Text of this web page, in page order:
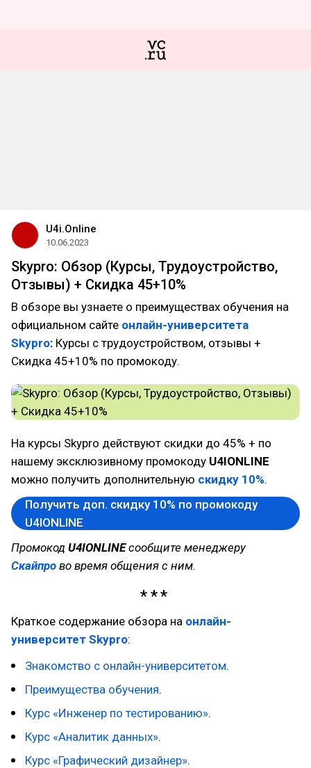
U4i.Online
10.06.2023
Skypro: Обзор (Курсы, Трудоустройство,
Отзывы) + Скидка 45+10%
В обзоре вы узнаете о преимуществах обучения на
официальном сайте онлайн-университета
Skypro: Курсы с трудоустройством, отзывы +
Скидка 45+10% по промокоду.
На курсы Skypro действуют скидки до 45% + по
нашему эксклюзивному промокоду U4IONLINE
можно получить дополнительную скидку 10%.
Получить доп. скидку 10% по промокоду
U4IONLINE
Промокод U4IONLINEсообщите менеджеру
Скайпро во время общения с ним.
Краткое содержание обзора на онлайн-
университет Skypro:
Знакомство с онлайн-университетом.
Преимущества обучения.
Курс «Инженер по тестированию».
Курс «Аналитик данных».
Курс «Графический дизайнер».